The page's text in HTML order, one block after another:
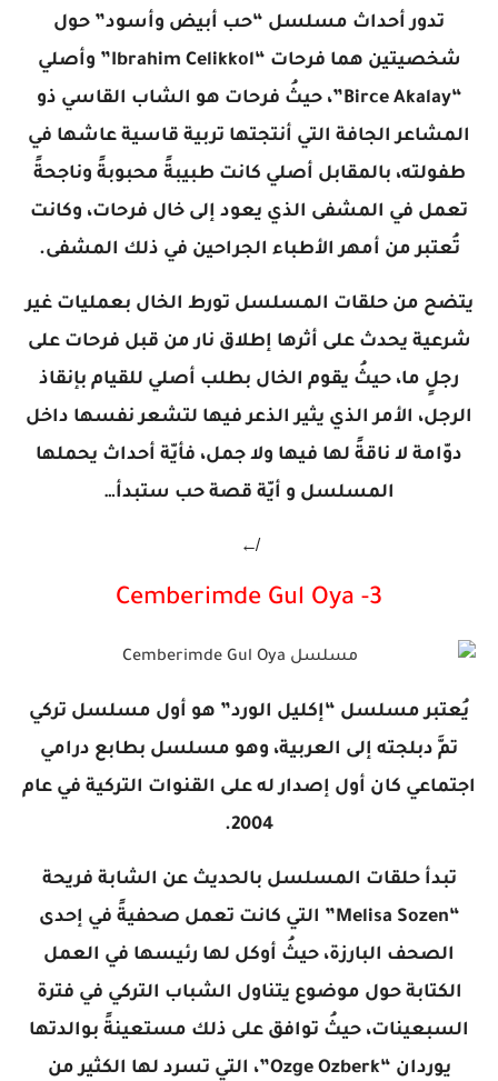
تدور أحداث مسلسل “حب أبيض وأسود” حول
شخصيتين هما فرحات “Ibrahim Celikkol” وأصلي
“Birce Akalay”، حيثُ فرحات هو الشاب القاسي ذو
المشاعر الجافة التي أنتجتها تربية قاسية عاشها في
طفولته، بالمقابل أصلي كانت طبيبةً محبوبةً وناجحةً
تعمل في المشفى الذي يعود إلى خال فرحات، وكانت
تُعتبر من أمهر الأطباء الجراحين في ذلك المشفى.
يتضح من حلقات المسلسل تورط الخال بعمليات غير
شرعية يحدث على أثرها إطلاق نار من قبل فرحات على
رجلٍ ما، حيثُ يقوم الخال بطلب أصلي للقيام بإنقاذ
الرجل، الأمر الذي يثير الذعر فيها لتشعر نفسها داخل
دوّامة لا ناقةً لها فيها ولا جمل، فأيّة أحداث يحملها
المسلسل و أيّة قصة حب ستبدأ…
↚
3- Cemberimde Gul Oya
يُعتبر مسلسل “إكليل الورد” هو أول مسلسل تركي
تمَّ دبلجته إلى العربية، وهو مسلسل بطابع درامي
اجتماعي كان أول إصدار له على القنوات التركية في عام
2004.
تبدأ حلقات المسلسل بالحديث عن الشابة فريحة
“Melisa Sozen” التي كانت تعمل صحفيةً في إحدى
الصحف البارزة، حيثُ أوكل لها رئيسها في العمل
الكتابة حول موضوع يتناول الشباب التركي في فترة
السبعينات، حيثُ توافق على ذلك مستعينةً بوالدتها
يوردان “Ozge Ozberk”، التي تسرد لها الكثير من